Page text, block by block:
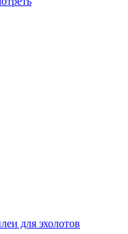
для эхолотов